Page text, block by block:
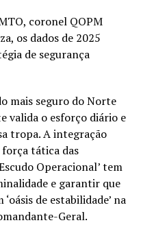
coronel QOPM
os dados de 2025
de segurança
mais seguro do Norte
valida o esforço diário e
tropa. A integração
tática das
Operacional’ tem
e garantir que
de estabilidade’ na
Geral.